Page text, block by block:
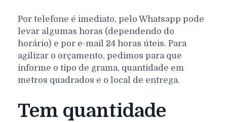
Por telefone é imediato, pelo Whatsapp pode
levar algumas horas (dependendo do
horário) e por e-mail 24 horas úteis. Para
agilizar o orçamento, pedimos para que
informe o tipo de grama, quantidade em
metros quadrados e o local de entrega.
Tem quantidade